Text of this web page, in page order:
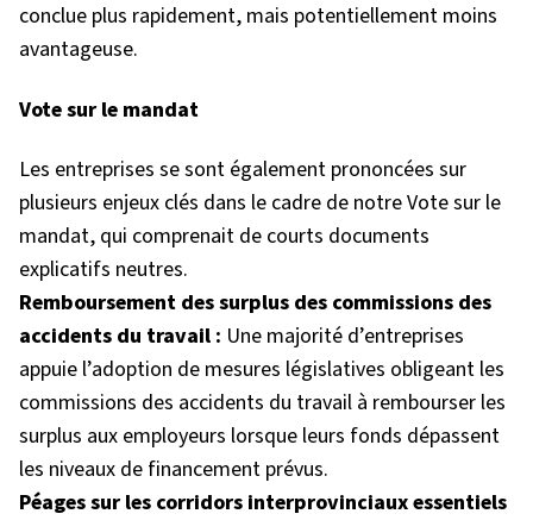
conclue plus rapidement, mais potentiellement moins
avantageuse.
Vote sur le mandat
Les entreprises se sont également prononcées sur
plusieurs enjeux clés dans le cadre de notre Vote sur le
mandat, qui comprenait de courts documents
explicatifs neutres.
Remboursement des surplus des commissions des
accidents du travail : Une majorité d’entreprises
appuie l’adoption de mesures législatives obligeant les
commissions des accidents du travail à rembourser les
surplus aux employeurs lorsque leurs fonds dépassent
les niveaux de financement prévus.
Péages sur les corridors interprovinciaux essentiels